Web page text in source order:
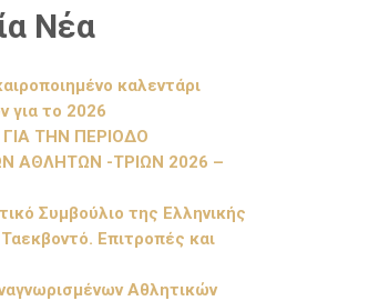
Νέα
καλεντάρι
για το 2026
ΤΗΝ ΠΕΡΙΟΔΟ
ΑΘΛΗΤΩΝ -ΤΡΙΩΝ 2026 –
Συμβούλιο της Ελληνικής
Επιτροπές και
Αθλητικών